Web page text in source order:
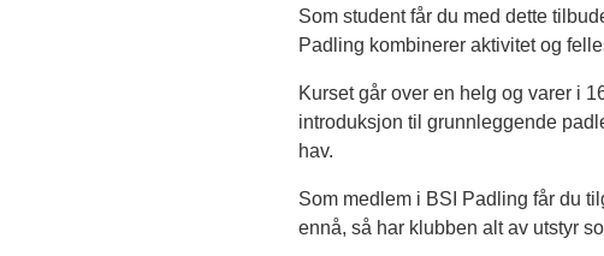
Som student får du med dette
Padling kombinerer aktivitet og
Kurset går over en helg og varer i
introduksjon til grunnleggende
hav.
Som medlem i BSI Padling får du
ennå, så har klubben alt av utstyr